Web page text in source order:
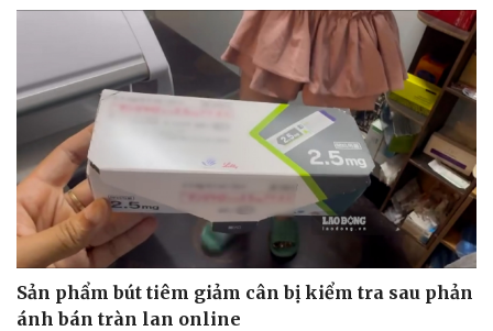
Sản phẩm bút tiêm giảm cân bị kiểm tra sau phản
ánh bán tràn lan online